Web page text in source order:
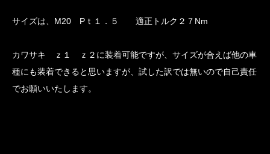
サイズは、M20 Pｔ１．５ 適正トルク２７Nm
カワサキ ｚ１ ｚ２に装着可能ですが、サイズが合えば他の車
種にも装着できると思いますが、試した訳では無いので自己責任
でお願いいたします。